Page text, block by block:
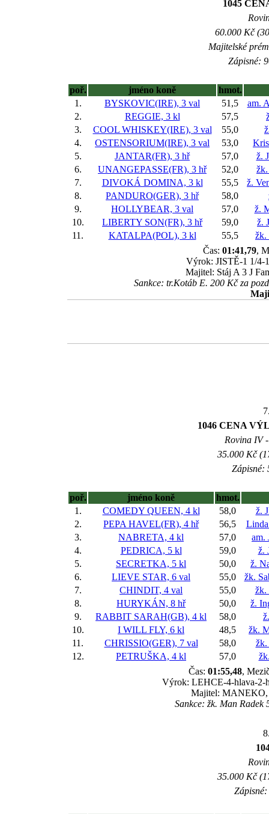
1045
60.000 Kč
Majitelské
Zápisné:
poř. jméno koně
hmot.
1.
BYSKOVIC(IRE), 3 val 51,5
am.
2.
REGGIE, 3 kl 57,5
3.
COOL WHISKEY(IRE), 3 val 55,0
4.
OSTENSORIUM(IRE), 3 val 53,0
5.
JANTAR(FR), 3 hř 57,0
ž.
6.
UNANGEPASSE(FR), 3 hř 52,0
7.
DIVOKÁ DOMINA, 3 kl 55,5
ž.
8.
PANDURO(GER), 3 hř 58,0
9.
HOLLYBEAR, 3 val 57,0
ž.
10.
LIBERTY SON(FR), 3 hř 59,0
ž.
11.
KATALPA(POL), 3 kl 55,5
žk.
Čas: 01:41,79,
Výrok: JISTĚ-1 1/4-
Majitel: Stáj A 3 J
Sankce: tr.Kotáb E. 200 Kč za
1046 CENA
Rovina IV
35.000 Kč
Zápisné:
poř. jméno koně
hmot.
1.
COMEDY QUEEN, 4 kl 58,0
ž.
2.
PEPA HAVEL(FR), 4 hř 56,5
3.
NABRETA, 4 kl 57,0
am.
4.
PEDRICA, 5 kl 59,0
ž.
5.
SECRETKA, 5 kl 50,0
ž.
6.
LIEVE STAR, 6 val 55,0
žk.
7.
CHINDIT, 4 val 55,0
žk.
8.
HURYKÁN, 8 hř 50,0
ž.
9.
RABBIT SARAH(GB), 4 kl 58,0
10.
I WILL FLY, 6 kl 48,5
žk.
11.
CHRISSIO(GER), 7 val 58,0
žk.
12.
PETRUŠKA, 4 kl 57,0
Čas: 01:55,48,
Výrok: LEHCE-4-hlava-2-
Majitel: MANEKO,
Sankce: žk. Man
35.000 Kč